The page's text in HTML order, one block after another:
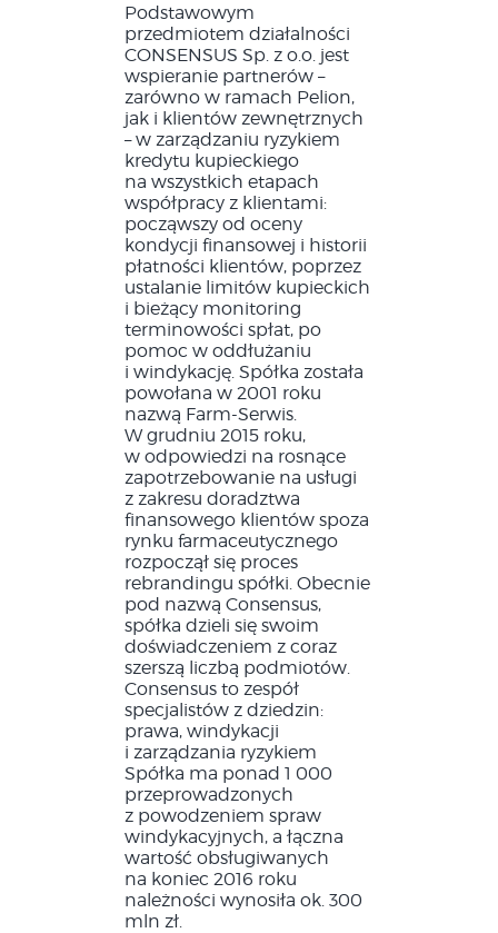
Podstawowym
przedmiotem działalności
CONSENSUS Sp. z o.o. jest
wspieranie partnerów –
zarówno w ramach Pelion,
jak i klientów zewnętrznych
– w zarządzaniu ryzykiem
kredytu kupieckiego
na wszystkich etapach
współpracy z klientami:
począwszy od oceny
kondycji finansowej i historii
płatności klientów, poprzez
ustalanie limitów kupieckich
i bieżący monitoring
terminowości spłat, po
pomoc w oddłużaniu
i windykację. Spółka została
powołana w 2001 roku
nazwą Farm-Serwis.
W grudniu 2015 roku,
w odpowiedzi na rosnące
zapotrzebowanie na usługi
z zakresu doradztwa
finansowego klientów spoza
rynku farmaceutycznego
rozpoczął się proces
rebrandingu spółki. Obecnie
pod nazwą Consensus,
spółka dzieli się swoim
doświadczeniem z coraz
szerszą liczbą podmiotów.
Consensus to zespół
specjalistów z dziedzin:
prawa, windykacji
i zarządzania ryzykiem
Spółka ma ponad 1 000
przeprowadzonych
z powodzeniem spraw
windykacyjnych, a łączna
wartość obsługiwanych
na koniec 2016 roku
należności wynosiła ok. 300
mln zł.